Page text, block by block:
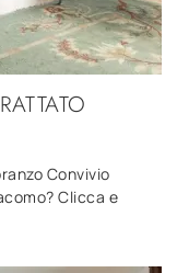
Convivio
Clicca e